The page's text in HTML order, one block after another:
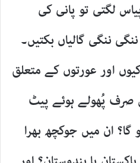
لگتی تو پانی کی
ننگی گالیاں بکتیں۔
اور عورتوں کے متعلق
صرف پُھولے ہوئے پیٹ
گا؟ ان میں جوکچھ بھرا